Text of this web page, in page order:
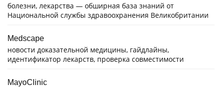
болезни, лекарства — обширная база знаний от
Национальной службы здравоохранения Великобритании
Medscape
новости доказательной медицины, гайдлайны,
идентификатор лекарств, проверка совместимости
MayoClinic